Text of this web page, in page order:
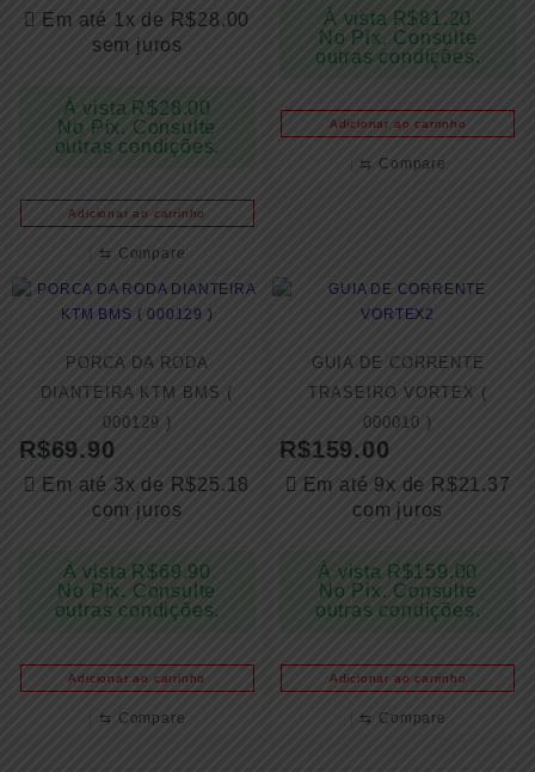
Em até 1x de R$28.00
sem juros
À vista R$28.00
No Pix. Consulte
outras condições.
Adicionar ao carrinho
⇆ Compare
À vista R$81.20
No Pix. Consulte
outras condições.
Adicionar ao carrinho
⇆ Compare
PORCA DA RODA
DIANTEIRA KTM BMS (
000129 )
R$69.90
Em até 3x de R$25.18
com juros
À vista R$69.90
No Pix. Consulte
outras condições.
Adicionar ao carrinho
⇆ Compare
GUIA DE CORRENTE
TRASEIRO VORTEX (
000010 )
R$159.00
Em até 9x de R$21.37
com juros
À vista R$159.00
No Pix. Consulte
outras condições.
Adicionar ao carrinho
⇆ Compare